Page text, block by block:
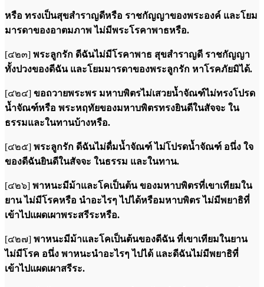
หรือ ทรงเป็นสุขสำราญดีหรือ ราชกัญญาของพระองค์ และโยม
มารดาของอาตมภาพ ไม่มีพระโรคาพาธหรือ.
[๔๒๓] พระลูกรัก ดีฉันไม่มีโรคาพาธ สุขสำราญดี ราชกัญญา
ทั้งปวงของดีฉัน และโยมมารดาของพระลูกรัก หาโรคภัยมิได้.
[๔๒๔] ขอถวายพระพร มหาบพิตรไม่เสวยน้ำจัณฑ์ไม่ทรงโปรด
น้ำจัณฑ์หรือ พระหฤทัยของมหาบพิตรทรงยินดีในสัจจะ ใน
ธรรมและในทานบ้างหรือ.
[๔๒๕] พระลูกรัก ดีฉันไม่ดื่มน้ำจัณฑ์ ไม่โปรดน้ำจัณฑ์ อนึ่ง ใจ
ของดีฉันยินดีในสัจจะ ในธรรม และในทาน.
[๔๒๖] พาหนะมีม้าและโคเป็นต้น ของมหาบพิตรที่เขาเทียมใน
ยาน ไม่มีโรคหรือ นำอะไรๆ ไปได้หรือมหาบพิตร ไม่มีพยาธิที่
เข้าไปแผดเผาพระสรีระหรือ.
[๔๒๗] พาหนะมีม้าและโคเป็นต้นของดีฉัน ที่เขาเทียมในยาน
ไม่มีโรค อนึ่ง พาหนะนำอะไรๆ ไปได้ และดีฉันไม่มีพยาธิที่
เข้าไปแผดเผาสรีระ.